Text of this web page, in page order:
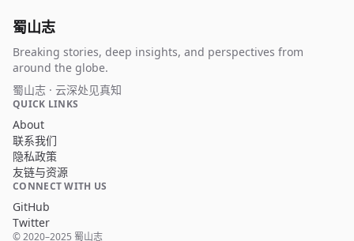
蜀山志
Breaking stories, deep insights, and perspectives from
around the globe.
蜀山志 · 云深处见真知
QUICK LINKS
About
联系我们
隐私政策
友链与资源
CONNECT WITH US
GitHub
Twitter
© 2020–2025 蜀山志